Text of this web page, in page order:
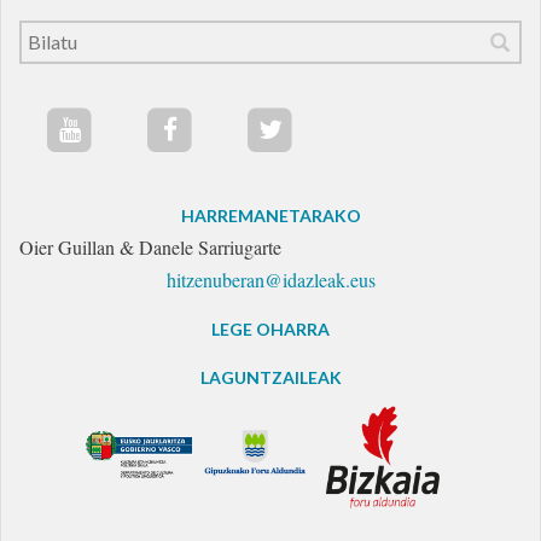
HARREMANETARAKO
Oier Guillan & Danele Sarriugarte
hitzenuberan@idazleak.eus
LEGE OHARRA
LAGUNTZAILEAK